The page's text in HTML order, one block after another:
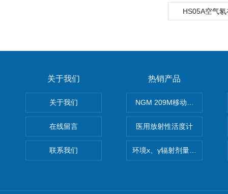
HS05A空气
关于我们
关于我们
在线留言
联系我们
热销产品
NGM 209M移动式惰性气体
医用放射性活度计
环境x、γ辐射剂量率仪